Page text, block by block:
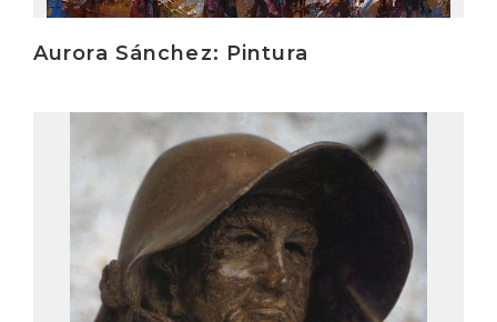
Aurora Sánchez: Pintura